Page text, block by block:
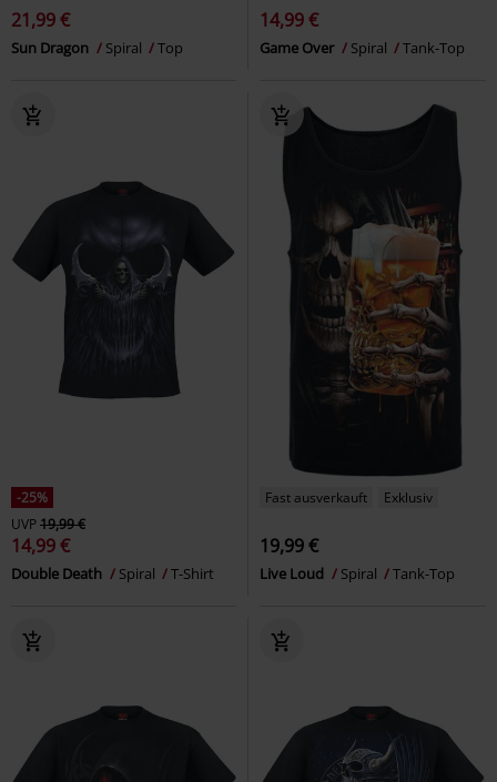
21,99 €
Sun Dragon Spiral Top
14,99 €
Game Over Spiral Tank-Top
-25%
UVP19,99 €
14,99 €
Double Death Spiral T-Shirt
Fast ausverkauft Exklusiv
19,99 €
Live Loud Spiral Tank-Top